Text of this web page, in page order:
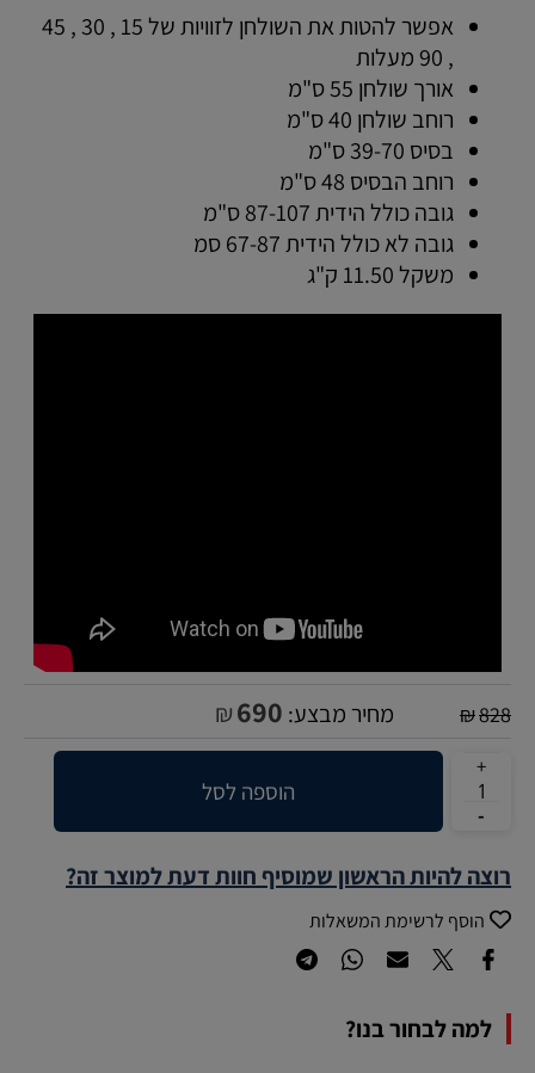
אפשר להטות את השולחן לזוויות של 15 , 30 , 45
, 90 מעלות
אורך שולחן 55 ס"מ
רוחב שולחן 40 ס"מ
בסיס 39-70 ס"מ
רוחב הבסיס 48 ס"מ
גובה כולל הידית 87-107 ס"מ
גובה לא כולל הידית 67-87 סמ
משקל 11.50 ק"ג
₪828 מחיר מבצע: ₪690
הוספה לסל
רוצה להיות הראשון שמוסיף חוות דעת למוצר זה?
הוסף לרשימת המשאלות
למה לבחור בנו?